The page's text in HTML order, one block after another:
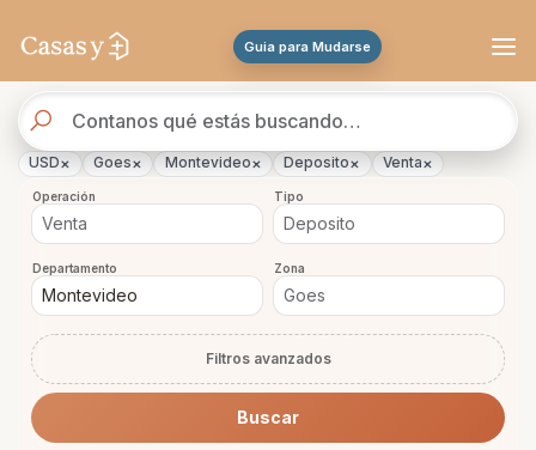
Guia para Mudarse
de
propiedades
USD× Goes× Montevideo× Deposito× Venta×
Operación Tipo
Departamento Zona
Filtros avanzados
Buscar